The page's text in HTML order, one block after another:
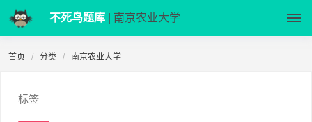
不死鸟题库 | 南京农业大学
首页 分类 南京农业大学
标签